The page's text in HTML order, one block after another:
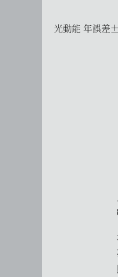
光動能 年誤差